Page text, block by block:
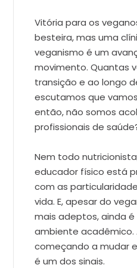
Vitória para os
besteira, mas uma
veganismo é um
movimento. Quantas
transição e ao longo
escutamos que
então, não somos
profissionais de
Nem todo
educador físico está
com as
vida. E, apesar do
mais adeptos, ainda é
ambiente acadêmico.
começando a mudar
é um dos sinais.